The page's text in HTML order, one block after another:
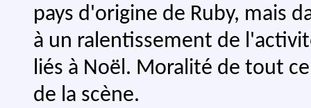
pays d'origine de Ruby, mais
à un ralentissement de
liés à Noël. Moralité de tout
de la scène.